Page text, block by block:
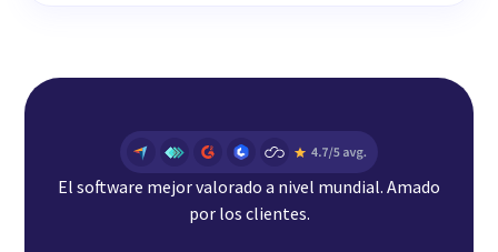
El software mejor valorado a nivel mundial. Amado
por los clientes.